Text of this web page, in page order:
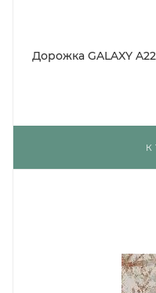
Дорожка GALAXY
К